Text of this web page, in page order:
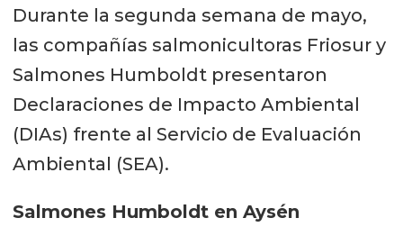
Durante la segunda semana de mayo,
las compañías salmonicultoras Friosur y
Salmones Humboldt presentaron
Declaraciones de Impacto Ambiental
(DIAs) frente al Servicio de Evaluación
Ambiental (SEA).
Salmones Humboldt en Aysén